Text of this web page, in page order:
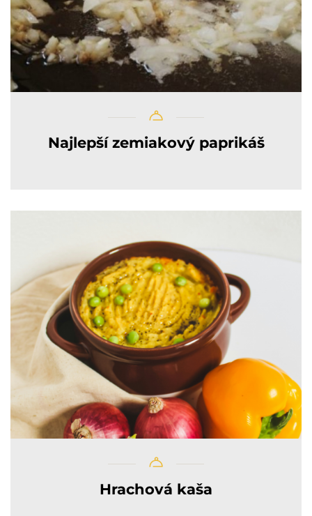
Najlepší zemiakový paprikáš
Hrachová kaša